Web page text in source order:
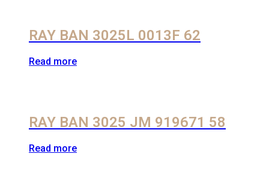
RAY BAN 3025L 0013F 62
Read more
RAY BAN 3025 JM 919671 58
Read more